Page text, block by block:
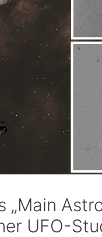
„Main
UFO-